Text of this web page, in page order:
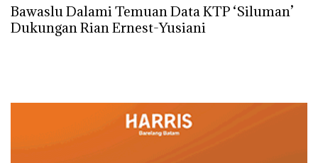
Bawaslu Dalami Temuan Data KTP ‘Siluman’
Dukungan Rian Ernest-Yusiani